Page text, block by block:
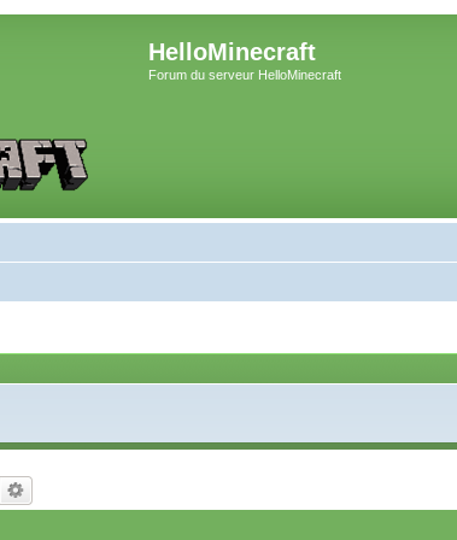
HelloMinecraft
Forum du serveur HelloMinecraft